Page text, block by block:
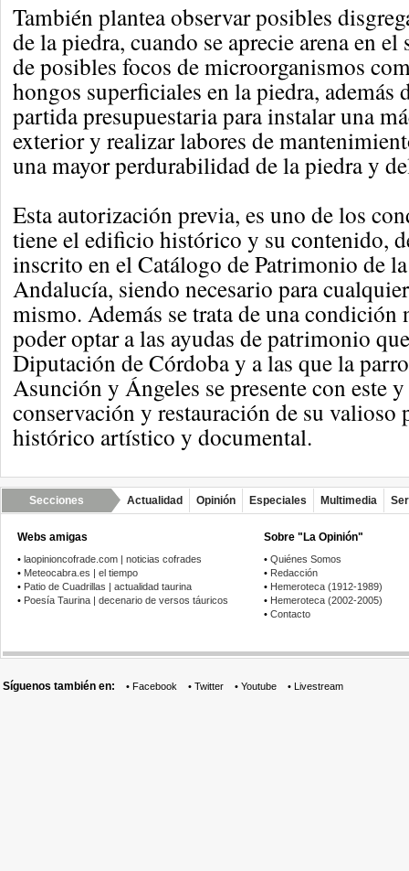
También plantea observar posibles
de la piedra, cuando se aprecie arena en
de posibles focos de microorganismos
hongos superficiales en la piedra, además
partida presupuestaria para instalar una
exterior y realizar labores de
una mayor perdurabilidad de la piedra y
Esta autorización previa, es uno de los
tiene el edificio histórico y su contenido,
inscrito en el Catálogo de Patrimonio de
Andalucía, siendo necesario para
mismo. Además se trata de una condición
poder optar a las ayudas de patrimonio
Diputación de Córdoba y a las que la
Asunción y Ángeles se presente con este
conservación y restauración de su
histórico artístico y documental.
Secciones Actualidad Opinión Especiales Multimedia
Webs amigas
• laopinioncofrade.com | noticias cofrades
• Meteocabra.es | el tiempo
• Patio de Cuadrillas | actualidad taurina
• Poesía Taurina | decenario de versos táuricos
Sobre "La Opinión"
• Quiénes Somos
• Redacción
• Hemeroteca (1912-1989)
• Hemeroteca (2002-2005)
• Contacto
Síguenos también en: • Facebook • Twitter • Youtube • Livestream